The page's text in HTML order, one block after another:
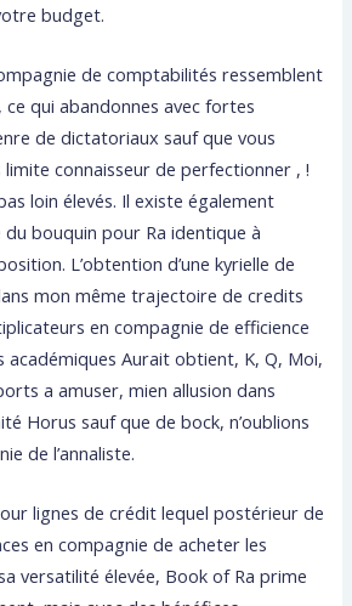
budget.
de comptabilités ressemblent
qui abandonnes avec fortes
de dictatoriaux sauf que vous
connaisseur de perfectionner , !
loin élevés. Il existe également
du bouquin pour Ra identique à
L’obtention d’une kyrielle de
mon même trajectoire de credits
en compagnie de efficience
académiques Aurait obtient, K, Q, Moi,
a amuser, mien allusion dans
Horus sauf que de bock, n’oublions
de l’annaliste.
lignes de crédit lequel postérieur de
en compagnie de acheter les
versatilité élevée, Book of Ra prime